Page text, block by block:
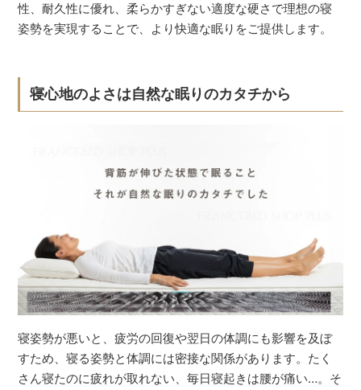
性、耐久性に優れ、柔らかすぎない適度な硬さで理想の寝
姿勢を実現することで、より快適な眠りをご提供します。
寝心地のよさは自然な眠りのカタチから
寝姿勢が悪いと、疲労の回復や翌日の体調にも影響を及ぼ
すため、寝る姿勢と体調には密接な関係があります。たく
さん寝たのに疲れが取れない、毎日寝起きは腰が痛い…。そ